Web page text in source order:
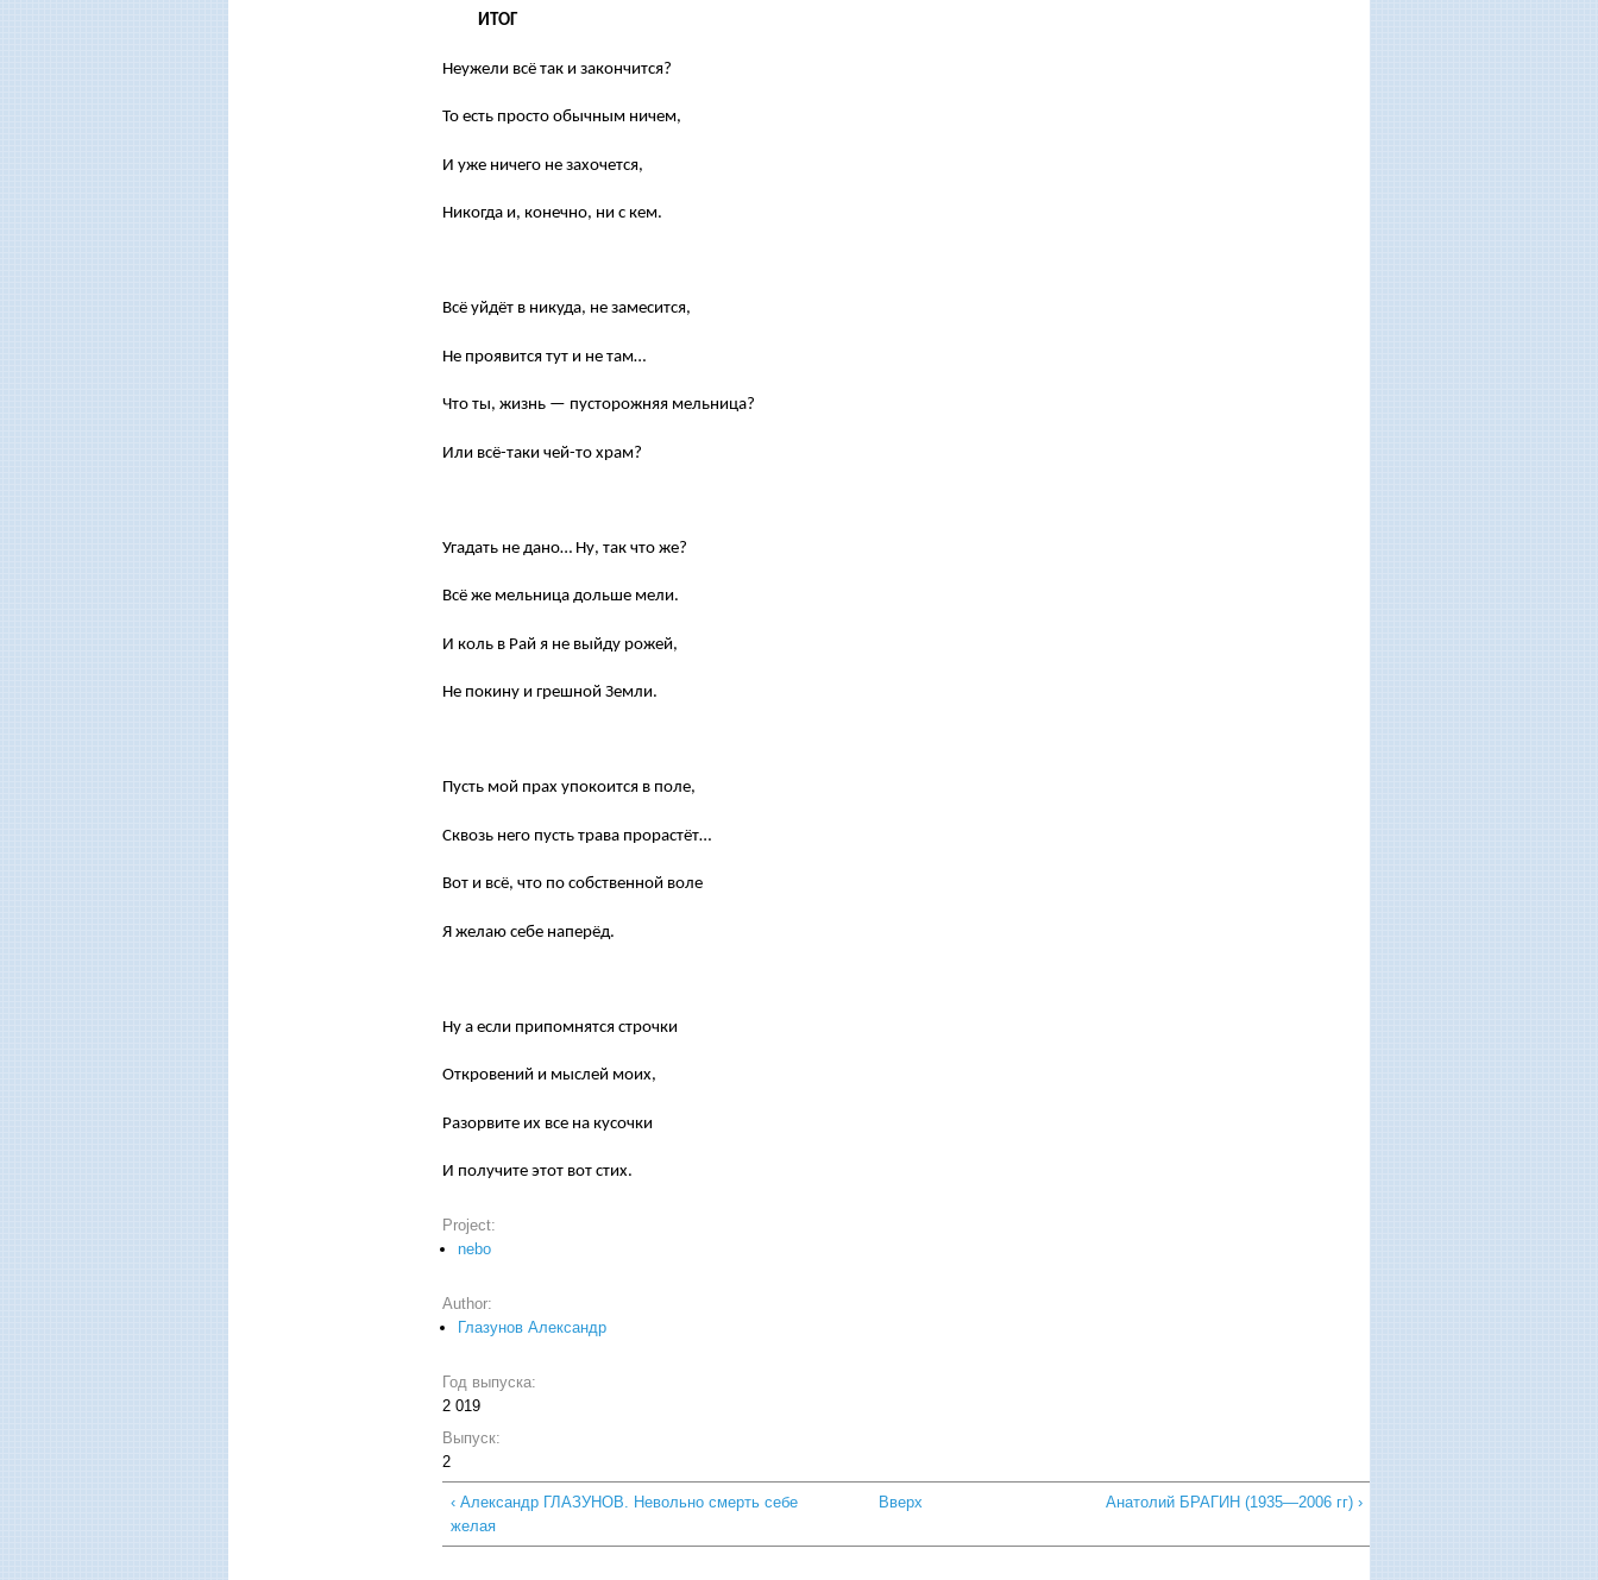
ИТОГ
Неужели всё так и закончится?
То есть просто обычным ничем,
И уже ничего не захочется,
Никогда и, конечно, ни с кем.
Всё уйдёт в никуда, не замесится,
Не проявится тут и не там…
Что ты, жизнь — пусторожняя мельница?
Или всё-таки чей-то храм?
Угадать не дано… Ну, так что же?
Всё же мельница дольше мели.
И коль в Рай я не выйду рожей,
Не покину и грешной Земли.
Пусть мой прах упокоится в поле,
Сквозь него пусть трава прорастёт…
Вот и всё, что по собственной воле
Я желаю себе наперёд.
Ну а если припомнятся строчки
Откровений и мыслей моих,
Разорвите их все на кусочки
И получите этот вот стих.
Project:
nebo
Author:
Глазунов Александр
Год выпуска:
2 019
Выпуск:
2
‹ Александр ГЛАЗУНОВ. Невольно смерть себе
желая
Вверх Анатолий БРАГИН (1935—2006 гг) ›